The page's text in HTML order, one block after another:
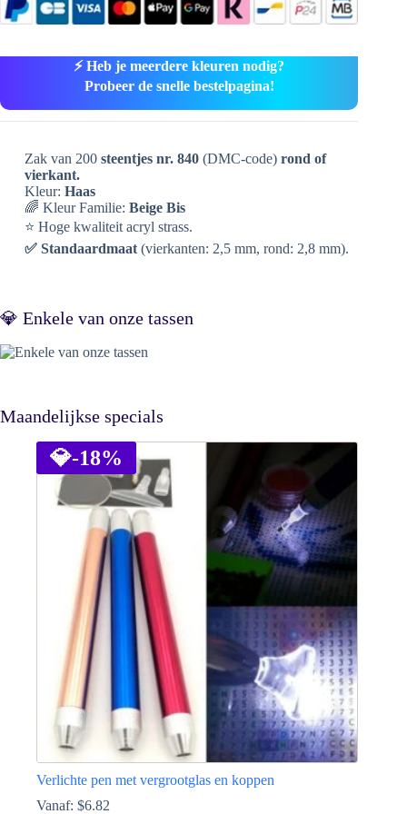
⚡ Heb je meerdere kleuren nodig?
Probeer de snelle bestelpagina!
Zak van 200 steentjes nr. 840(DMC-code) rond of
vierkant.
Kleur: Haas
🌈 Kleur Familie: Beige Bis
⭐ Hoge kwaliteit acryl strass.
✅ Standaardmaat(vierkanten: 2,5 mm, rond: 2,8 mm).
💎 Enkele van onze tassen
Maandelijkse specials
💎-18%
Verlichte pen met vergrootglas en koppen
Vanaf: $6.82